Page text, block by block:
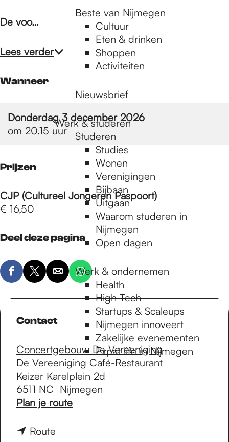
Beste van Nijmegen
Cultuur
Eten & drinken
Shoppen
Activiteiten
Nieuwsbrief
Werk & studeren
Studeren
Studies
Wonen
Verenigingen
Bijbaan
Uitgaan
Waarom studeren in
Nijmegen
Open dagen
Werk & ondernemen
Health
High Tech
Startups & Scaleups
Nijmegen innoveert
Zakelijke evenementen
Expat life in Nijmegen
De voo…
Lees verder
Wanneer
Donderdag 3 december 2026
om 20.15 uur
Prijzen
CJP (Cultureel Jongeren Paspoort)
€ 16,50
Deel deze pagina
D
e
g
D
e
l
z
e
p
a
g
n
D
e
l
z
e
p
a
g
D
e
d
z
e
p
a
Contact
Concertgebouw De Vereeniging
De Vereeniging Café-Restaurant
Keizer Karelplein 2d
6511 NC Nijmegen
Plan je routen
Route